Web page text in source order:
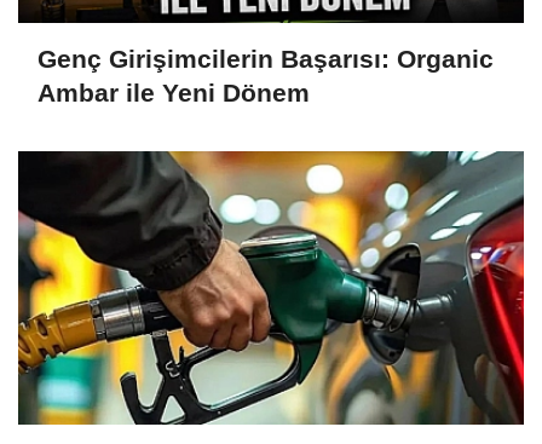
Genç Girişimcilerin Başarısı: Organic
Ambar ile Yeni Dönem